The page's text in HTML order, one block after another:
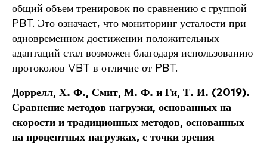
общий объем тренировок по сравнению с группой
PBT. Это означает, что мониторинг усталости при
одновременном достижении положительных
адаптаций стал возможен благодаря использованию
протоколов VBT в отличие от PBT.
Доррелл, Х. Ф., Смит, М. Ф. и Ги, Т. И. (2019).
Сравнение методов нагрузки, основанных на
скорости и традиционных методов, основанных
на процентных нагрузках, с точки зрения